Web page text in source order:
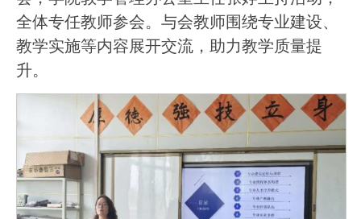
全体专任教师参会。与会教师围绕专业建设、
教学实施等内容展开交流，助力教学质量提
升。